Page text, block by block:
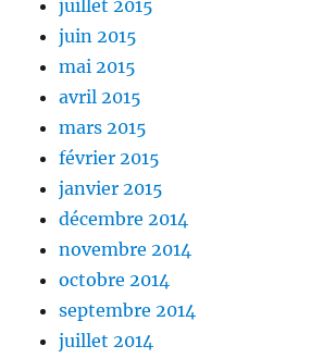
juillet 2015
juin 2015
mai 2015
avril 2015
mars 2015
février 2015
janvier 2015
décembre 2014
novembre 2014
octobre 2014
septembre 2014
juillet 2014